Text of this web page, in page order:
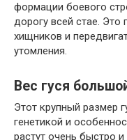
формации боевого
дорогу всей стае.
хищников и
утомления.
Вес гуся
Этот крупный размер
генетикой и
растут очень быстро